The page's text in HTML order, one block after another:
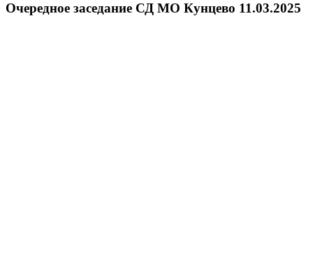
Очередное заседание СД МО Кунцево 11.03.2025